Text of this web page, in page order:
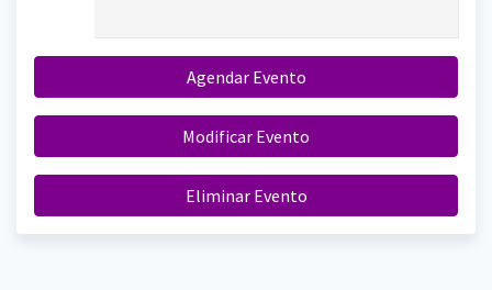
Agendar Evento
Modificar Evento
Eliminar Evento